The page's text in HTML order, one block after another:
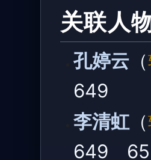
关联人
孔婷云 （
649
李清虹（
649